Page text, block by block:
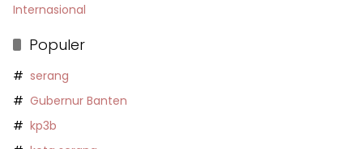
Internasional
Populer
serang
Gubernur Banten
kp3b